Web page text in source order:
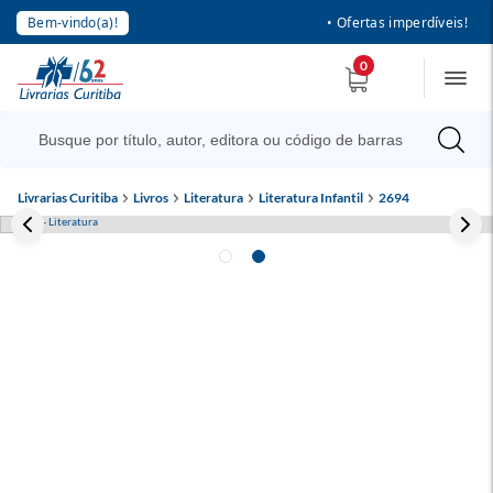
Bem-vindo(a)! • Ofertas imperdíveis!
0
Livrarias Curitiba Livros Literatura Literatura Infantil 2694